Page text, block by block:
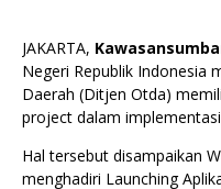
JAKARTA,
Negeri Republik Indonesia
Daerah (Ditjen Otda)
project dalam
Hal tersebut disampaikan
menghadiri Launching